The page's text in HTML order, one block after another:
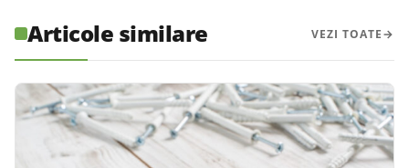
Articole similare VEZI TOATE